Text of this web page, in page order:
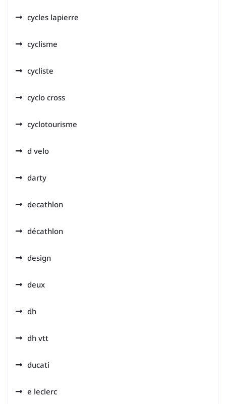
cycles lapierre
cyclisme
cycliste
cyclo cross
cyclotourisme
d velo
darty
decathlon
décathlon
design
deux
dh
dh vtt
ducati
e leclerc